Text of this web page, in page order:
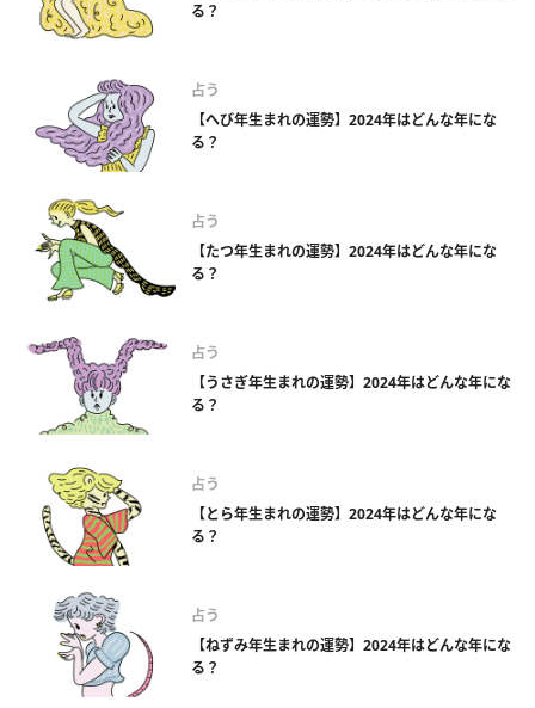
る？
占う
【へび年生まれの運勢】2024年はどんな年にな
る？
占う
【たつ年生まれの運勢】2024年はどんな年にな
る？
占う
【うさぎ年生まれの運勢】2024年はどんな年にな
る？
占う
【とら年生まれの運勢】2024年はどんな年にな
る？
占う
【ねずみ年生まれの運勢】2024年はどんな年にな
る？